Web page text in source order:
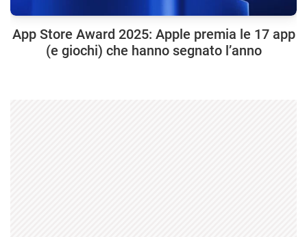
App Store Award 2025: Apple premia le 17 app
(e giochi) che hanno segnato l’anno